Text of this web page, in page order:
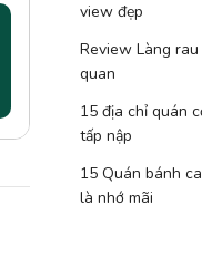
view đẹp
Review Làng
quan
15 địa chỉ quán
tấp nập
15 Quán bánh
là nhớ mãi